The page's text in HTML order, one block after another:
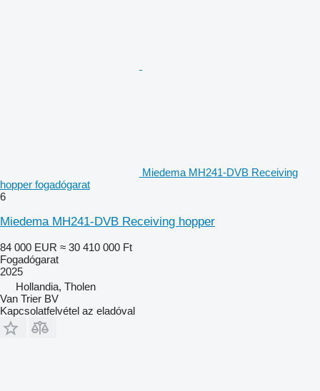
Miedema MH241-DVB Receiving
hopper fogadógarat
6
Miedema MH241-DVB Receiving hopper
84 000 EUR ≈ 30 410 000 Ft
Fogadógarat
2025
Hollandia, Tholen
Van Trier BV
Kapcsolatfelvétel az eladóval